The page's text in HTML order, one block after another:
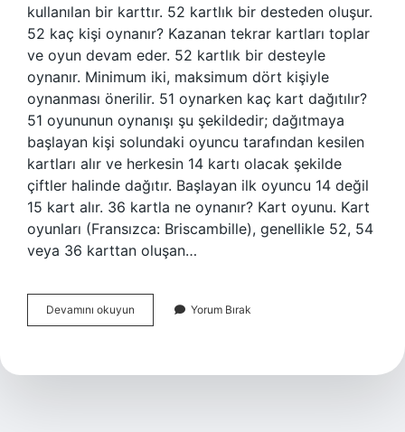
kullanılan bir karttır. 52 kartlık bir desteden oluşur.
52 kaç kişi oynanır? Kazanan tekrar kartları toplar
ve oyun devam eder. 52 kartlık bir desteyle
oynanır. Minimum iki, maksimum dört kişiyle
oynanması önerilir. 51 oynarken kaç kart dağıtılır?
51 oyununun oynanışı şu şekildedir; dağıtmaya
başlayan kişi solundaki oyuncu tarafından kesilen
kartları alır ve herkesin 14 kartı olacak şekilde
çiftler halinde dağıtır. Başlayan ilk oyuncu 14 değil
15 kart alır. 36 kartla ne oynanır? Kart oyunu. Kart
oyunları (Fransızca: Briscambille), genellikle 52, 54
veya 36 karttan oluşan…
Devamını okuyun
Kaç
Yorum Bırak